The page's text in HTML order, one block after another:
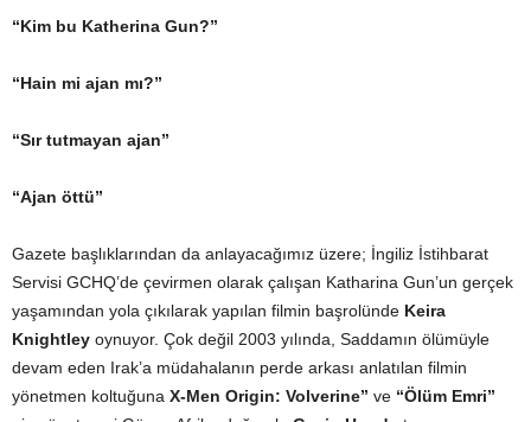
“Kim bu Katherina Gun?”
“Hain mi ajan mı?”
“Sır tutmayan ajan”
“Ajan öttü”
Gazete başlıklarından da anlayacağımız üzere; İngiliz İstihbarat
Servisi GCHQ’de çevirmen olarak çalışan Katharina Gun’un gerçek
yaşamından yola çıkılarak yapılan filmin başrolünde Keira
Knightley oynuyor. Çok değil 2003 yılında, Saddamın ölümüyle
devam eden Irak’a müdahalanın perde arkası anlatılan filmin
yönetmen koltuğuna X-Men Origin: Volverine” ve “Ölüm Emri”